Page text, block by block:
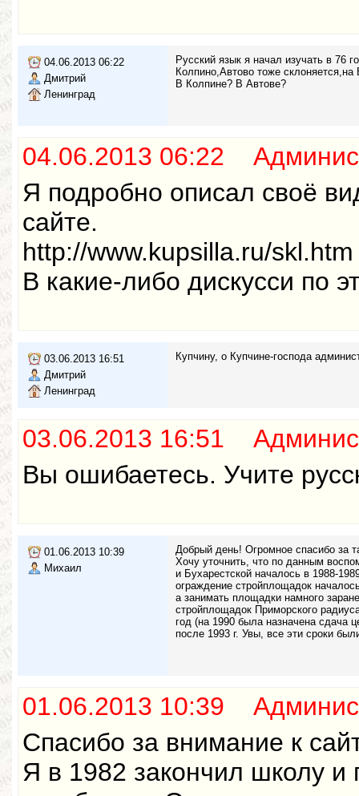
04.06.2013 06:22
Дмитрий
Ленинград
Русский язык я начал изучать в 76
Колпино,Автово тоже склоняется,на
В Колпине? В Автове?
04.06.2013 06:22
Я подробно описал своё
сайте.
http://www.kupsilla.ru/skl.htm
В какие-либо дискусси по
03.06.2013 16:51
Дмитрий
Ленинград
Купчину, о Купчине-господа
03.06.2013 16:51
Вы ошибаетесь. Учите
01.06.2013 10:39
Михаил
Добрый день! Огромное спасибо за
Хочу уточнить, что по данным
и Бухарестской началось в 1988-
ограждение стройплощадок
а занимать площадки намного
стройплощадок Приморского
год (на 1990 была назначена сдача
после 1993 г. Увы, все эти сроки
01.06.2013 10:39
Спасибо за внимание к
Я в 1982 закончил школу и